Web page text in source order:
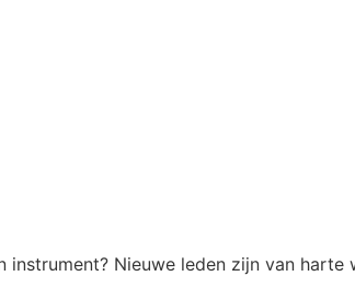
Nieuwe leden zijn van harte